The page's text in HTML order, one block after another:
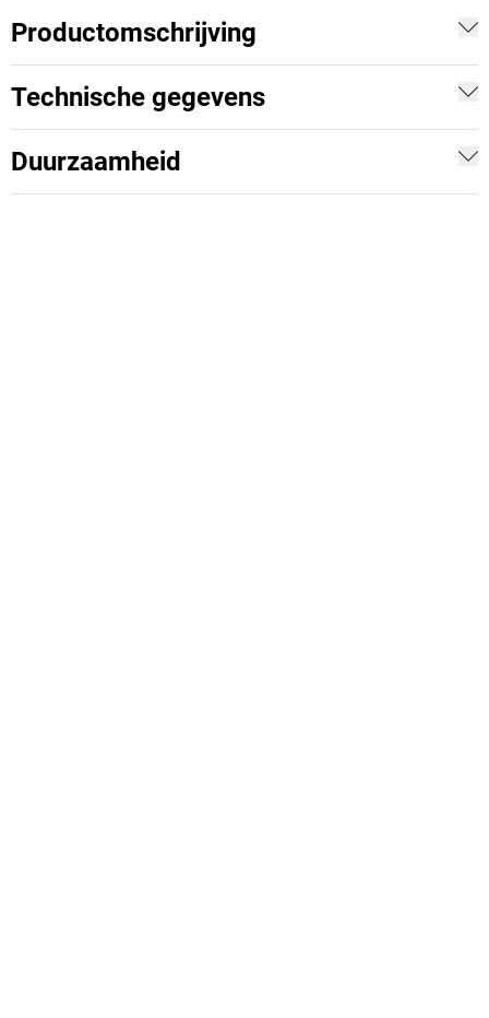
Productomschrijving
Technische gegevens
Duurzaamheid